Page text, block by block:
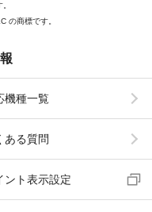
の商標です。
機種一覧
ある質問
ント表示設定